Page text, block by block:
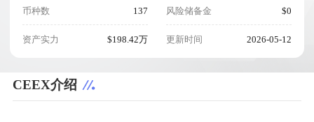
币种数 137
资产实力 $198.42万
风险储备金 $0
更新时间 2026-05-12
CEEX介绍